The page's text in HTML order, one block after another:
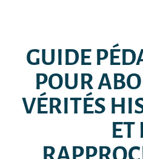
GUIDE
POUR
VÉRITÉS
ET